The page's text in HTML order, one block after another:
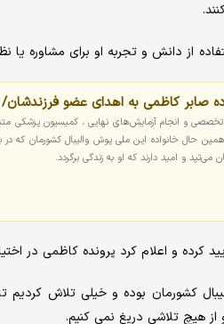
از دانش و تجربه او برای مشاوره یا
صابر کاظمی به اهدای عضو
و انجام آزمایش‌های نهایی ، کمیسیون پزشکی
همین حال خانواده این ملی پوش والیبال کشورمان که
می‌تپد و امید دارند که او به زندگی برگردد.
کرده و اعلام کرد پرونده کاظمی در
کشورمان بوده و خیلی تلاش
هیچ تلاشی دریغ نمی کنیم.